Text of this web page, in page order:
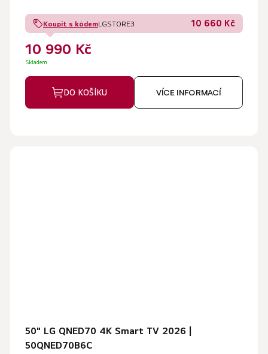
Koupit s kódemLGSTORE3 10 660 Kč
10 990 Kč
Skladem
DO KOŠÍKU VÍCE INFORMACÍ
50" LG QNED70 4K Smart TV 2026 |
50QNED70B6C